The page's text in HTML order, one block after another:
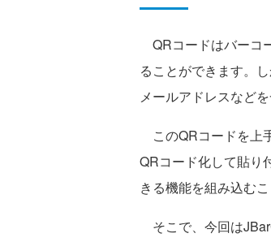
QRコードはバーコ
ることができます。
メールアドレスなど
このQRコードを上
QRコード化して貼り
きる機能を組み込むこ
そこで、今回は